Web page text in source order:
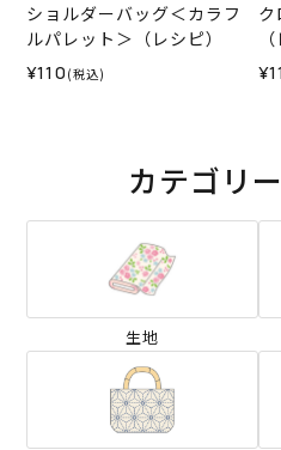
ショルダーバッグ＜カラフ
ルパレット＞（レシピ）
¥110 (税込)
カテゴリ
生地